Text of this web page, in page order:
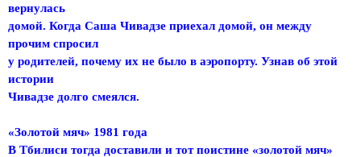
вернулась
домой. Когда Саша Чивадзе приехал домой, он между
прочим спросил
у родителей, почему их не было в аэропорту. Узнав об этой
истории
Чивадзе долго смеялся.
«Золотой мяч» 1981 года
В Тбилиси тогда доставили и тот поистине «золотой мяч»